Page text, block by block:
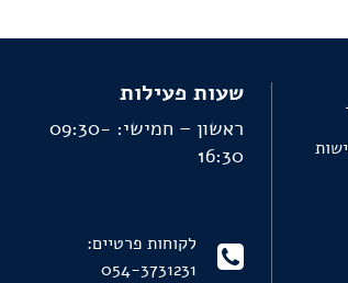
שעות פעילות
ראשון – חמישי: 09:30-
16:30
לקוחות פרטיים:
054-3731231